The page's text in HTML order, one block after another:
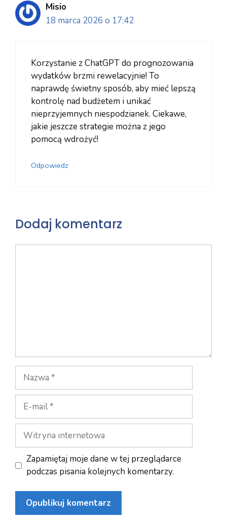
Misio
18 marca 2026 o 17:42
Korzystanie z ChatGPT do prognozowania
wydatków brzmi rewelacyjnie! To
naprawdę świetny sposób, aby mieć lepszą
kontrolę nad budżetem i unikać
nieprzyjemnych niespodzianek. Ciekawe,
jakie jeszcze strategie można z jego
pomocą wdrożyć!
Odpowiedz
Dodaj komentarz
Nazwa
mail
Witryna
internetowa
Zapamiętaj moje dane w tej przeglądarce
podczas pisania kolejnych komentarzy.